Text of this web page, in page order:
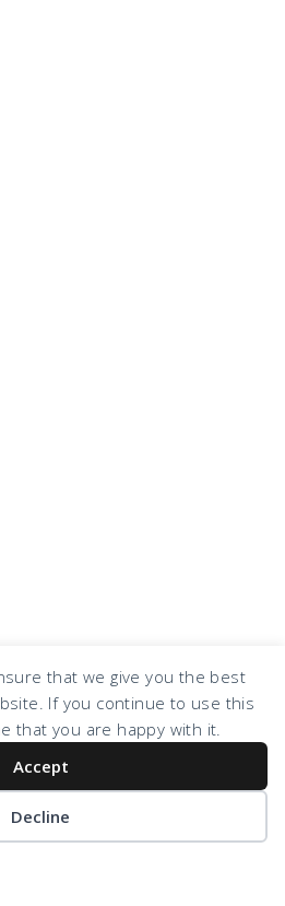
that we give you the best
If you continue to use this
that you are happy with it.
Accept
Decline
BYDESIGN CHICKY